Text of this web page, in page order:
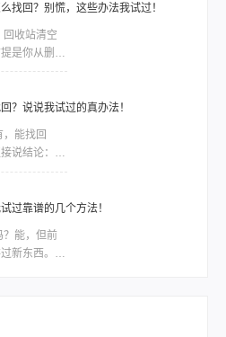
找回？别慌，这些办法我试过！
是你从删除
里存过新东
前提比用什
小李给客户
素材的文件
？说说我试过的真办法！
说结论：能
后没再往那
关键——因为
了进去，原
。一段糟心
过靠谱的几个方法！
新东西。电
分，用什么